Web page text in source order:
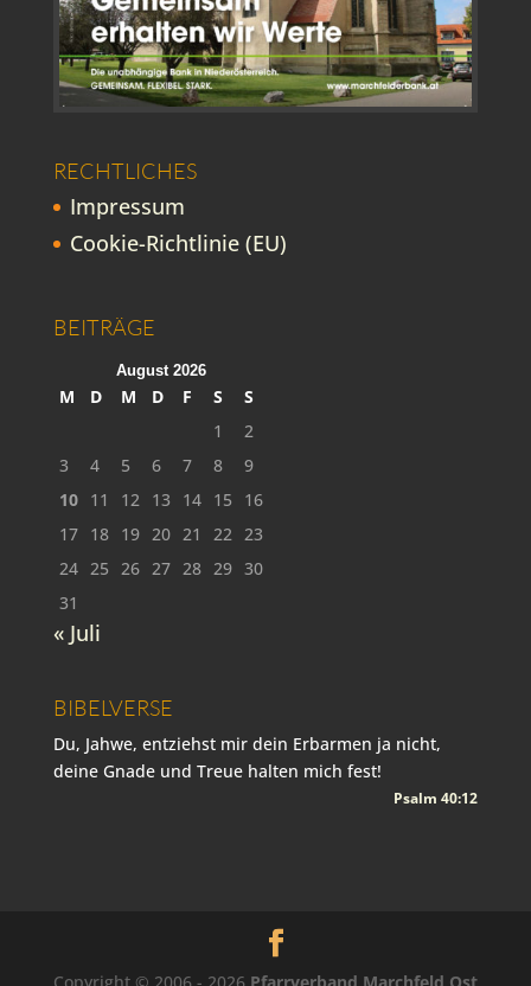
RECHTLICHES
Impressum
Cookie-Richtlinie (EU)
BEITRÄGE
August 2026
M D M D F S
S
1
2
3
4 5 6 7 8
9
10 11 12 13 14 15
16
17 18 19 20 21 22
23
24 25 26 27 28 29 30
31
« Juli
BIBELVERSE
Du, Jahwe, entziehst mir dein Erbarmen ja nicht,
deine Gnade und Treue halten mich fest!
Psalm 40:12